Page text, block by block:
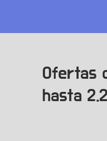
content
Ofertas
hasta